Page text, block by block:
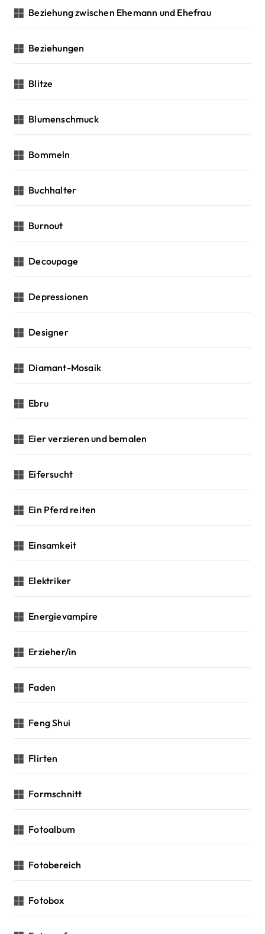
Beziehung zwischen Ehemann und Ehefrau
Beziehungen
Blitze
Blumenschmuck
Bommeln
Buchhalter
Burnout
Decoupage
Depressionen
Designer
Diamant-Mosaik
Ebru
Eier verzieren und bemalen
Eifersucht
Ein Pferd reiten
Einsamkeit
Elektriker
Energievampire
Erzieher/in
Faden
Feng Shui
Flirten
Formschnitt
Fotoalbum
Fotobereich
Fotobox